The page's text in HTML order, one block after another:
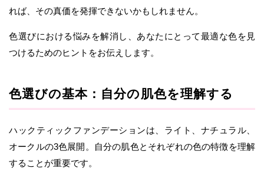
れば、その真価を発揮できないかもしれません。
色選びにおける悩みを解消し、あなたにとって最適な色を見
つけるためのヒントをお伝えします。
色選びの基本：自分の肌色を理解する
ハックティックファンデーションは、ライト、ナチュラル、
オークルの3色展開。自分の肌色とそれぞれの色の特徴を理解
することが重要です。